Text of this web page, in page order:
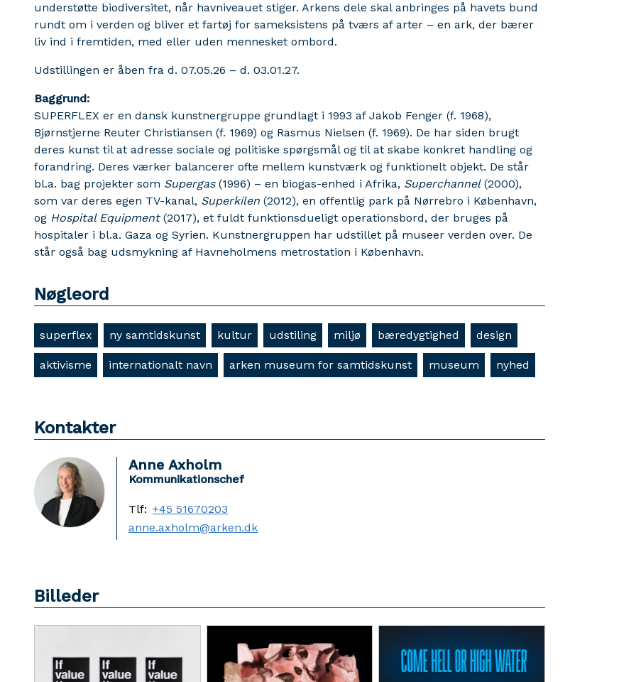
understøtte biodiversitet, når havniveauet stiger. Arkens dele skal anbringes på havets bund
rundt om i verden og bliver et fartøj for sameksistens på tværs af arter – en ark, der bærer
liv ind i fremtiden, med eller uden mennesket ombord.
Udstillingen er åben fra d. 07.05.26 – d. 03.01.27.
Baggrund:
SUPERFLEX er en dansk kunstnergruppe grundlagt i 1993 af Jakob Fenger (f. 1968),
Bjørnstjerne Reuter Christiansen (f. 1969) og Rasmus Nielsen (f. 1969). De har siden brugt
deres kunst til at adresse sociale og politiske spørgsmål og til at skabe konkret handling og
forandring. Deres værker balancerer ofte mellem kunstværk og funktionelt objekt. De står
bl.a. bag projekter som Supergas(1996) – en biogas-enhed i Afrika, Superchannel(2000),
som var deres egen TV-kanal, Superkilen (2012), en offentlig park på Nørrebro i København,
og Hospital Equipment(2017), et fuldt funktionsdueligt operationsbord, der bruges på
hospitaler i bl.a. Gaza og Syrien. Kunstnergruppen har udstillet på museer verden over. De
står også bag udsmykning af Havneholmens metrostation i København.
Nøgleord
superflex ny samtidskunst kultur udstiling miljø bæredygtighed design
aktivisme internationalt navn arken museum for samtidskunst museum nyhed
Kontakter
Anne Axholm
Kommunikationschef
Tlf: +45 51670203
anne.axholm@arken.dk
Billeder